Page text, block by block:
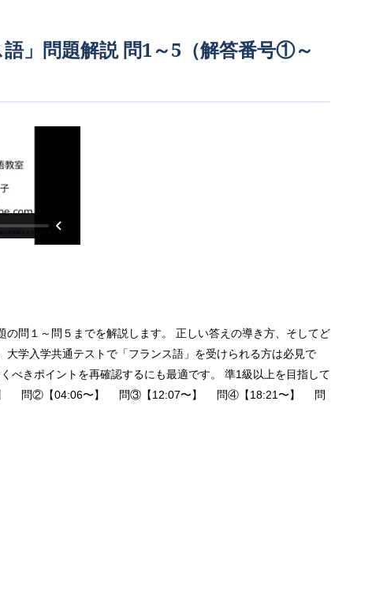
」問題解説 問1～5（解答番号①～
問１～問５までを解説します。 正しい答えの導き方、そしてど
学入学共通テストで「フランス語」を受けられる方は必見で
べきポイントを再確認するにも最適です。 準1級以上を目指して
〜】 問②【04:06〜】 問③【12:07〜】 問④【18:21〜】 問